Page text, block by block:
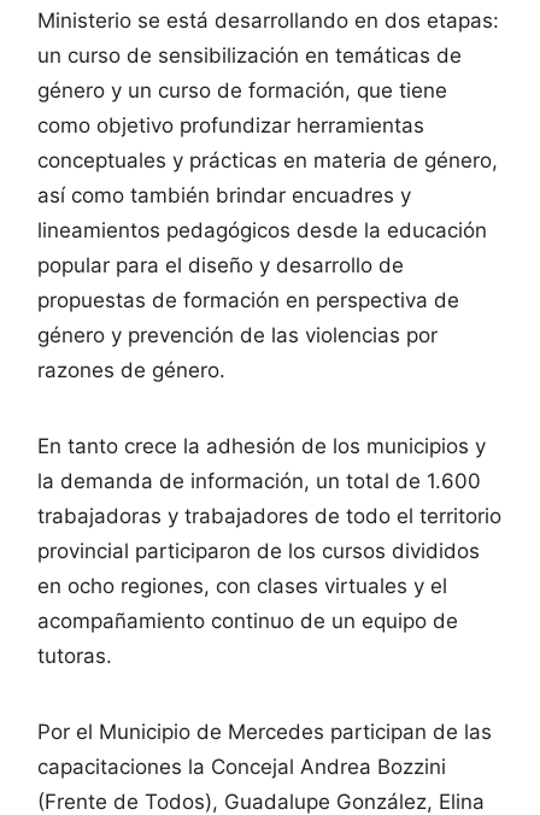
Ministerio se está desarrollando en dos etapas:
un curso de sensibilización en temáticas de
género y un curso de formación, que tiene
como objetivo profundizar herramientas
conceptuales y prácticas en materia de género,
así como también brindar encuadres y
lineamientos pedagógicos desde la educación
popular para el diseño y desarrollo de
propuestas de formación en perspectiva de
género y prevención de las violencias por
razones de género.
En tanto crece la adhesión de los municipios y
la demanda de información, un total de 1.600
trabajadoras y trabajadores de todo el territorio
provincial participaron de los cursos divididos
en ocho regiones, con clases virtuales y el
acompañamiento continuo de un equipo de
tutoras.
Por el Municipio de Mercedes participan de las
capacitaciones la Concejal Andrea Bozzini
(Frente de Todos), Guadalupe González, Elina